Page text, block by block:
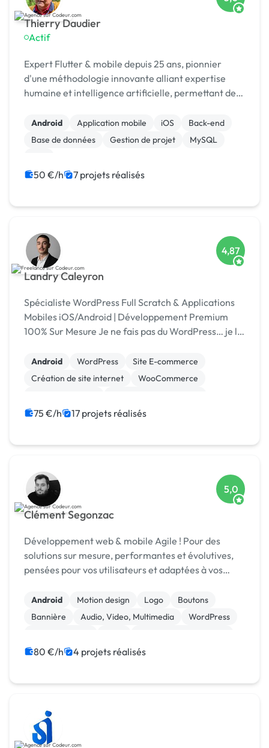
Thierry Daudier
Actif
Expert Flutter & mobile depuis 25 ans, pionnier
d'une méthodologie innovante alliant expertise
humaine et intelligence artificielle, permettant de
Android Application mobile iOS
Back-end
Base de données
Gestion de projet
MySQL
50 €/h 7 projets réalisés
Landry Caleyron
4,87
Spécialiste WordPress Full Scratch & Applications
Mobiles iOS/Android | Développement Premium
100% Sur Mesure Je ne fais pas du WordPress… je le
poche
Android WordPress
Site E-commerce
Création de site internet
WooCommerce
Application mobile
iOS Dropshipping
75 €/h 17 projets réalisés
Clément Segonzac
5,0
Développement web & mobile Agile ! Pour des
solutions sur mesure, performantes et évolutives,
pensées pour vos utilisateurs et adaptées à vos
Android Motion design Logo
Boutons
Bannière
Audio, Video, Multimedia
WordPress
80 €/h 4 projets réalisés